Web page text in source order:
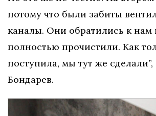
потому что были забиты
каналы. Они обратились к
полностью прочистили. Как
поступила, мы тут же сделали”,
Бондарев.